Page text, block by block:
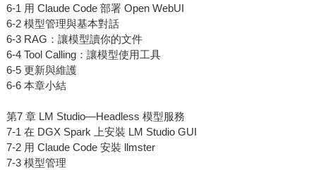
6-1 用 Claude Code 部署 Open WebUI
6-2 模型管理與基本對話
6-3 RAG：讓模型讀你的文件
6-4 Tool Calling：讓模型使用工具
6-5 更新與維護
6-6 本章小結
第7 章 LM Studio—Headless 模型服務
7-1 在 DGX Spark 上安裝 LM Studio GUI
7-2 用 Claude Code 安裝 llmster
7-3 模型管理